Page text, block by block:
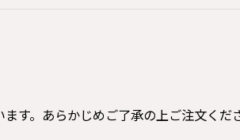
す。あらかじめご了承の上ご注文くだ